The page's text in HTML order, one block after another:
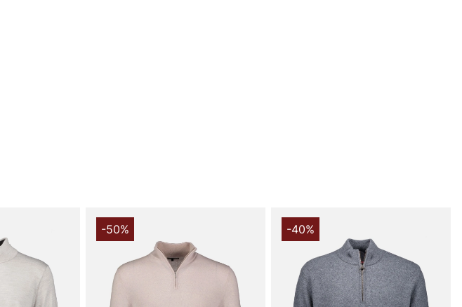
bekväm tröja som håller formen efter flera säsonger. Den normala
passformen gör den lätt att bära som mellanlagringen eller som
ensam plagg i mildare väder, och den genomtänkta designen - hög
krage, dragkedja och ribbade detaljer - gör den till ett säkert val för
både jobb och fritid.
-50% -40%